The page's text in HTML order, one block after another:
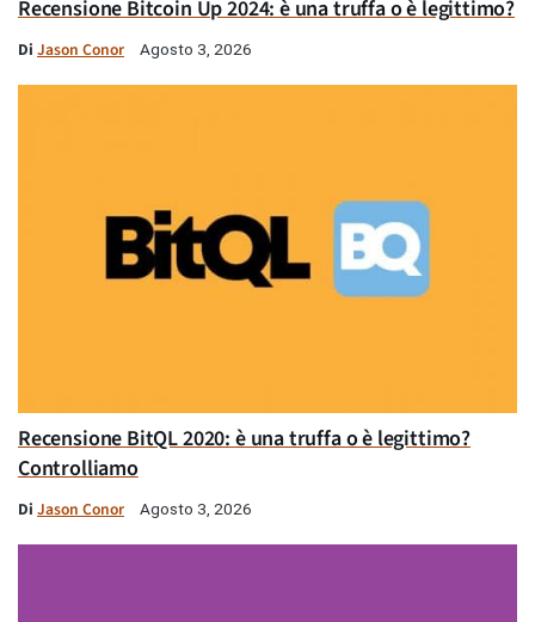
Recensione Bitcoin Up 2024: è una truffa o è legittimo?
Di Jason Conor Agosto 3, 2026
Recensione BitQL 2020: è una truffa o è legittimo?
Controlliamo
Di Jason Conor Agosto 3, 2026